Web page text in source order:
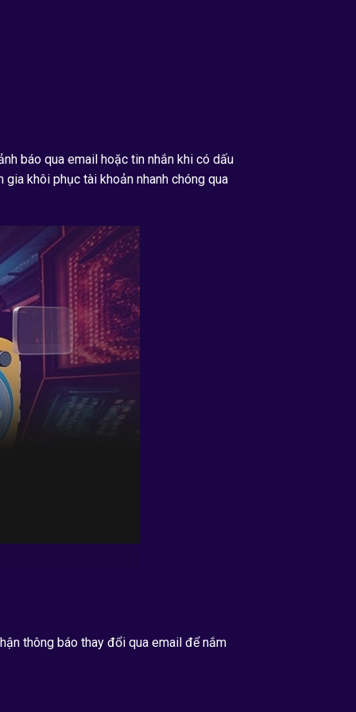
báo qua email hoặc tin nhắn khi có dấu
khôi phục tài khoản nhanh chóng qua
thông báo thay đổi qua email để nắm